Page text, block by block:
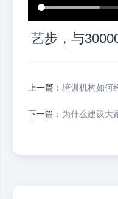
艺步，与
上一篇： 培训机构如何
下一篇： 为什么建议大